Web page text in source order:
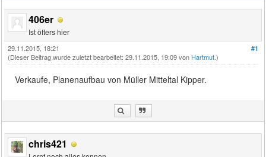
406er
Ist öfters hier
#1
29.11.2015, 18:21
(Dieser Beitrag wurde zuletzt bearbeitet: 29.11.2015, 19:09 von Hartmut.)
Verkaufe, Planenaufbau von Müller Mitteltal Kipper.
chris421